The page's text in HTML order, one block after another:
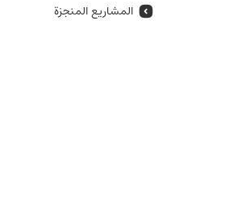
المشاريع المنجزة